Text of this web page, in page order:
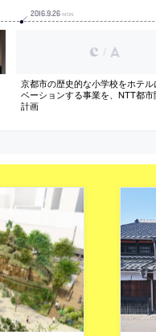
2016.9.26 MON
京都市の歴史的な小学校をホテル
ベーションする事業を、NTT都市
計画